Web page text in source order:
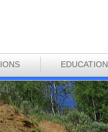
EDUCATION